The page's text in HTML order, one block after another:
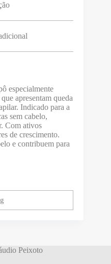
especialmente
apresentam queda
Indicado para a
sem cabelo,
Com ativos
de crescimento.
e contribuem para
Peixoto